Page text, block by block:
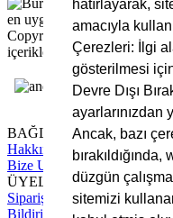
hatırlayarak,
amacıyla
Çerezleri: İlgi
gösterilmesi
Devre Dışı
Ancak, bazı
düzgün
sitemizi
Copyright © 2025 Bursa
içerikleri ve görsellerin
BAĞLANTILAR
HakkımızdaTüm
Bize Ulaşın
ÜYELİK
Sipariş TakipHesap
Bildirimi YapınMesafeli